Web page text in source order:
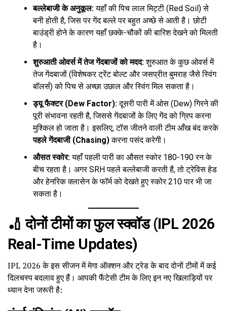
बल्लेबाजी के अनुकूल:यहाँ की पिच लाल मिट्टी (Red Soil) से
बनी होती है, जिस पर गेंद बल्ले पर बहुत अच्छे से आती है। छोटी
बाउंड्री होने के कारण यहाँ छक्के-चौकों की बारिश देखने को मिलती
है।
शुरुआती ओवर्स में तेज गेंदबाजों को मदद:शुरुआत के कुछ ओवर्स में
तेज गेंदबाजों (विशेषकर ट्रेंट बोल्ट और जसप्रीत बुमराह जैसे स्विंग
बॉलर्स) को पिच से अच्छा उछाल और स्विंग मिल सकता है।
ड्यू फैक्टर (Dew Factor):दूसरी पारी में ओस (Dew) गिरने की
पूरी संभावना रहती है, जिससे गेंदबाजों के लिए गेंद को ग्रिप करना
मुश्किल हो जाता है। इसलिए, टॉस जीतने वाली टीम आँख बंद करके
पहले गेंदबाजी (Chasing)करना पसंद करेगी।
औसत स्कोर:यहाँ पहली पारी का औसत स्कोर 180-190 रन के
बीच रहता है। अगर SRH पहले बल्लेबाजी करती है, तो ट्रेविस हेड
और हेनरिक क्लासेन के फॉर्म को देखते हुए स्कोर 210 पार भी जा
सकता है।
🏏 दोनों टीमों का फुल स्क्वॉड (IPL 2026
Real-Time Updates)
IPL 2026 के इस सीजन में मेगा ऑक्शन और ट्रेड के बाद दोनों टीमों में कई
दिलचस्प बदलाव हुए हैं। आपकी फैंटेसी टीम के लिए इन नए खिलाड़ियों पर
ध्यान देना जरूरी है: